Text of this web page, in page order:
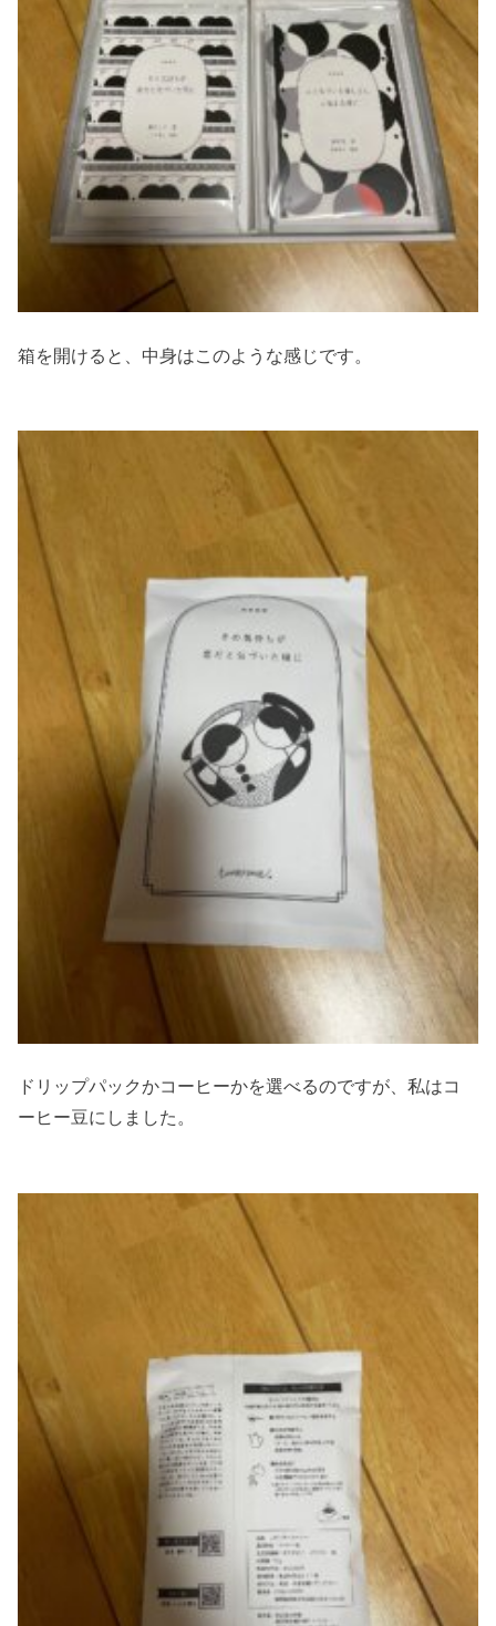
箱を開けると、中身はこのような感じです。
ドリップパックかコーヒーかを選べるのですが、私はコ
ーヒー豆にしました。